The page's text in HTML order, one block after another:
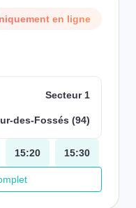
en ligne
Secteur 1
des-Fossés (94)
15:20 15:30